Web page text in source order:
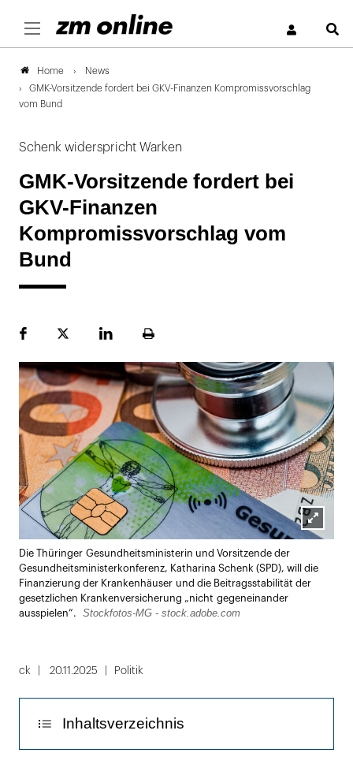
Home
News
GMK-Vorsitzende fordert bei GKV-Finanzen Kompromissvorschlag
vom Bund
Schenk widerspricht Warken
GMK-Vorsitzende fordert bei
GKV-Finanzen
Kompromissvorschlag vom
Bund
FacebookPlattformLinekdInSeite
Lightbox
Die Thüringer Gesundheitsministerin und Vorsitzende der
Gesundheitsministerkonferenz, Katharina Schenk (SPD), will die
Finanzierung der Krankenhäuser und die Beitragsstabilität der
gesetzlichen Krankenversicherung „nicht gegeneinander
ausspielen“.
Stockfotos-MG - stock.adobe.com
ck 20.11.2025 Politik
Inhaltsverzeichnis